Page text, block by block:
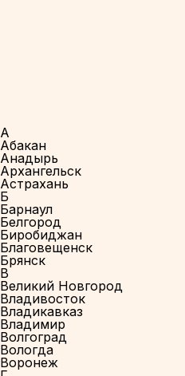
А
Абакан
Анадырь
Архангельск
Астрахань
Б
Барнаул
Белгород
Биробиджан
Благовещенск
Брянск
В
Великий Новгород
Владивосток
Владикавказ
Владимир
Волгоград
Вологда
Воронеж